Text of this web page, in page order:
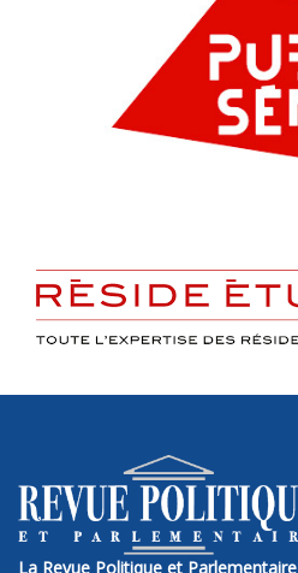
La Revue Politique et Parlementaire